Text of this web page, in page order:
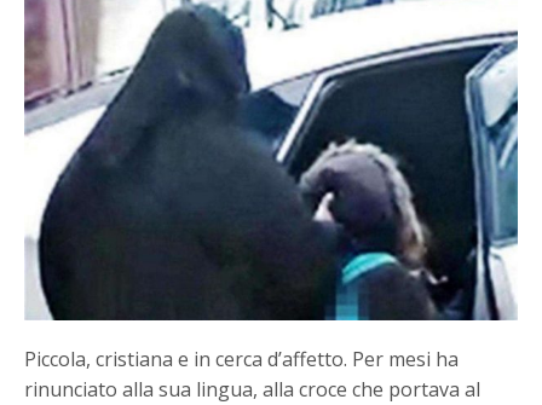
Piccola, cristiana e in cerca d’affetto. Per mesi ha
rinunciato alla sua lingua, alla croce che portava al